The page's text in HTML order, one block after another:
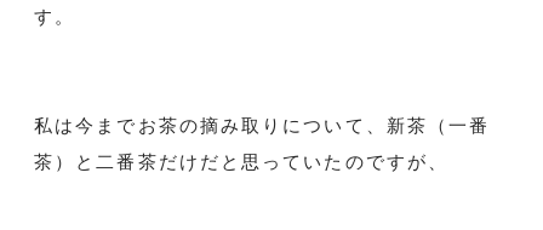
す。
私は今までお茶の摘み取りについて、新茶（一番
茶）と二番茶だけだと思っていたのですが、